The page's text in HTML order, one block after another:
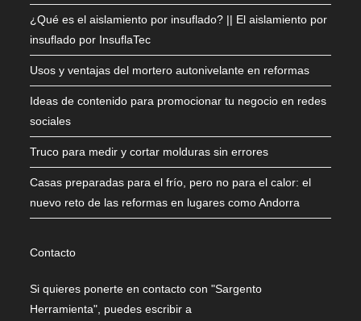
¿Qué es el aislamiento por insuflado? || El aislamiento por
insuflado por InsuflaTec
Usos y ventajas del mortero autonivelante en reformas
Ideas de contenido para promocionar tu negocio en redes
sociales
Truco para medir y cortar molduras sin errores
Casas preparadas para el frío, pero no para el calor: el
nuevo reto de las reformas en lugares como Andorra
Contacto
Si quieres ponerte en contacto con "Sargento
Herramienta", puedes escribir a